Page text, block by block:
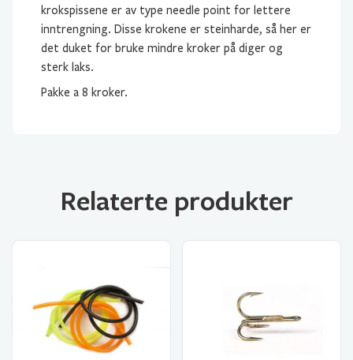
krokspissene er av type needle point for lettere
inntrengning. Disse krokene er steinharde, så her er
det duket for bruke mindre kroker på diger og
sterk laks.
Pakke a 8 kroker.
Relaterte produkter